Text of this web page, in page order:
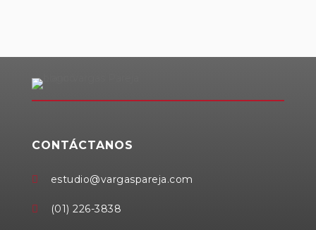
CONTÁCTANOS
 estudio@vargaspareja.com
 (01) 226-3838